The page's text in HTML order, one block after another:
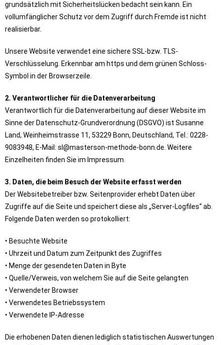
grundsätzlich mit Sicherheitslücken bedacht sein kann. Ein
vollumfänglicher Schutz vor dem Zugriff durch Fremde ist nicht
realisierbar.
Unsere Website verwendet eine sichere SSL-bzw. TLS-
Verschlüsselung. Erkennbar am https und dem grünen Schloss-
Symbol in der Browserzeile.
2. Verantwortlicher für die Datenverarbeitung
Verantwortlich für die Datenverarbeitung auf dieser Website im
Sinne der Datenschutz-Grundverordnung (DSGVO) ist Susanne
Land, Weinheimstrasse 11, 53229 Bonn, Deutschland, Tel.: 0228-
9083948, E-Mail: sl@masterson-methode-bonn.de. Weitere
Einzelheiten finden Sie im Impressum.
3. Daten, die beim Besuch der Website erfasst werden
Der Websitebetreiber bzw. Seitenprovider erhebt Daten über
Zugriffe auf die Seite und speichert diese als „Server-Logfiles“ ab.
Folgende Daten werden so protokolliert:
• Besuchte Website
• Uhrzeit und Datum zum Zeitpunkt des Zugriffes
• Menge der gesendeten Daten in Byte
• Quelle/Verweis, von welchem Sie auf die Seite gelangten
• Verwendeter Browser
• Verwendetes Betriebssystem
• Verwendete IP-Adresse
Die erhobenen Daten dienen lediglich statistischen Auswertungen